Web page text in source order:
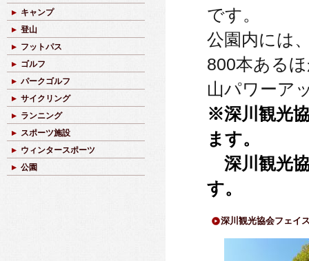
です。
公園内には
800本ある
山パワーア
※深川観光
ます。
深川観光
す。
深川観光協会フェイ
キャンプ
登山
フットパス
ゴルフ
パークゴルフ
サイクリング
ランニング
スポーツ施設
ウィンタースポーツ
公園